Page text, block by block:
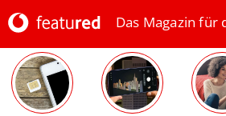
Das Magazin für